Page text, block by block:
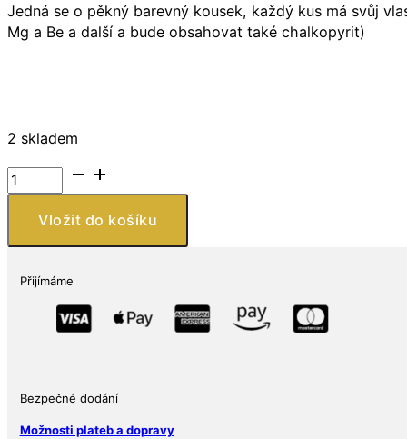
Jedná se o pěkný barevný kousek, každý kus má svůj
Mg a Be a další a bude obsahovat také chalkopyrit)
2 skladem
Přírodní
zlato
Vysoce
dekorace
nebo
jako
Vložit do košíku
Přijímáme
Bezpečné dodání
Možnosti plateb a dopravy